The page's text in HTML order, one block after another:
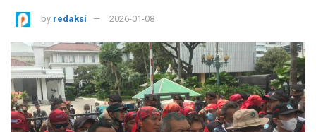
by redaksi 2026-01-08